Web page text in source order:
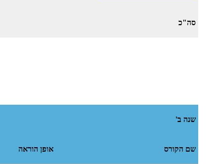
סה"כ
שנה ב'
שם הקורס אופן הוראה